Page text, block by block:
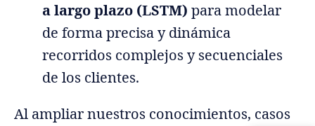
a largo plazo (LSTM) para modelar
de forma precisa y dinámica
recorridos complejos y secuenciales
de los clientes.
Al ampliar nuestros conocimientos, casos